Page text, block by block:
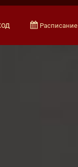
Расписание